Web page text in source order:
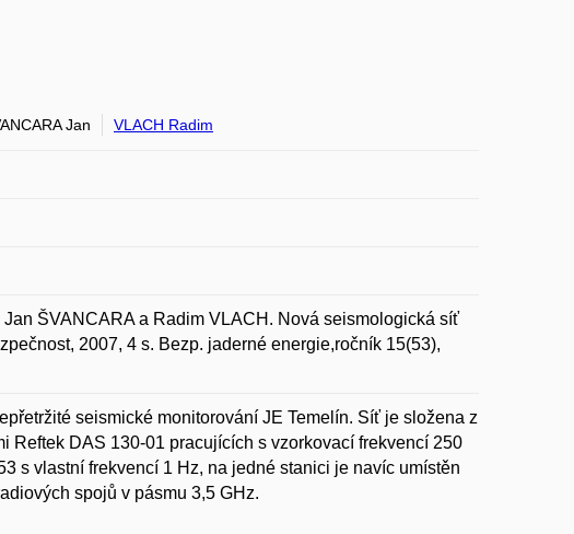
Jan VLACH Radim
ŠVANCARA a Radim VLACH. Nová seismologická síť
2007, 4 s. Bezp. jaderné energie,ročník 15(53),
seismické monitorování JE Temelín. Síť je složena z
Reftek DAS 130-01 pracujících s vzorkovací frekvencí 250
s vlastní frekvencí 1 Hz, na jedné stanici je navíc umístěn
spojů v pásmu 3,5 GHz.